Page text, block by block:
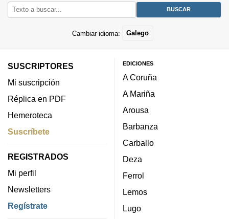
Cambiar idioma: Galego
SUSCRIPTORES
Mi suscripción
Réplica en PDF
Hemeroteca
Suscríbete
REGISTRADOS
Mi perfil
Newsletters
Regístrate
EDICIONES
A Coruña
A Mariña
Arousa
Barbanza
Carballo
Deza
Ferrol
Lemos
Lugo